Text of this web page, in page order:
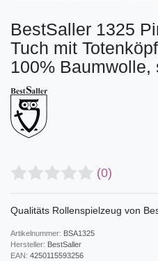
BestSaller 1325
Tuch mit
100%
(0)
Qualitäts Rollenspielzeug von
Artikelnummer: BSA1325
Hersteller: BestSaller
EAN: 4250115593256